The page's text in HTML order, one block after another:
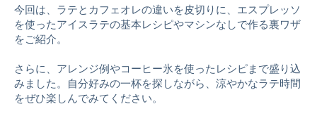
今回は、ラテとカフェオレの違いを皮切りに、エスプレッソ
を使ったアイスラテの基本レシピやマシンなしで作る裏ワザ
をご紹介。
さらに、アレンジ例やコーヒー氷を使ったレシピまで盛り込
みました。自分好みの一杯を探しながら、涼やかなラテ時間
をぜひ楽しんでみてください。